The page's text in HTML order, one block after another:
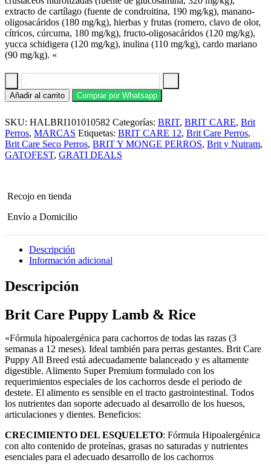
extracto de cartílago (fuente de condroitina, 190 mg/kg), manano-
oligosacáridos (180 mg/kg), hierbas y frutas (romero, clavo de olor,
cítricos, cúrcuma, 180 mg/kg), fructo-oligosacáridos (120 mg/kg),
yucca schidigera (120 mg/kg), inulina (110 mg/kg), cardo mariano
(90 mg/kg). «
Comida
para
Brit
Care
Puppy
Lamb
12
Añadir al carrito Comprar por Whatsapp
SKU: HALBRI101010582 Categorías: BRIT, BRIT CARE, Brit
Perros, MARCAS Etiquetas: BRIT CARE 12, Brit Care Perros,
Brit Care Seco Perros, BRIT Y MONGE PERROS, Brit y Nutram,
GATOFEST, GRATI DEALS
Recojo en tienda
Envío a Domicilio
Descripción
Información adicional
Descripción
Brit Care Puppy Lamb & Rice
«Fórmula hipoalergénica para cachorros de todas las razas (3
semanas a 12 meses). Ideal también para perras gestantes. Brit Care
Puppy All Breed está adecuadamente balanceado y es altamente
digestible. Alimento Super Premium formulado con los
requerimientos especiales de los cachorros desde el periodo de
destete. El alimento es sensible en el tracto gastrointestinal. Todos
los nutrientes dan soporte adecuado al desarrollo de los huesos,
articulaciones y dientes. Beneficios:
CRECIMIENTO DEL ESQUELETO: Fórmula Hipoalergénica
con alto contenido de proteínas, grasas no saturadas y nutrientes
esenciales para el adecuado desarrollo de los cachorros